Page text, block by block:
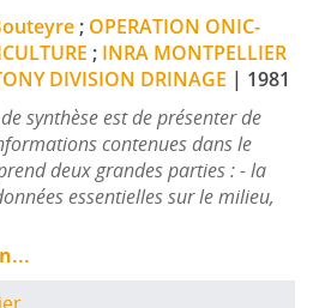
; OPERATION ONIC-
; INRA MONTPELLIER
DIVISION DRINAGE | 1981
synthèse est de présenter de
contenues dans le
deux grandes parties : - la
essentielles sur le milieu,